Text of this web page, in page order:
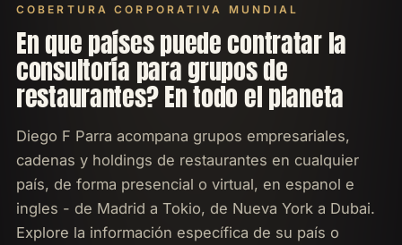
COBERTURA CORPORATIVA MUNDIAL
En que países puede contratar la
consultoría para grupos de
restaurantes? En todo el planeta
Diego F Parra acompana grupos empresariales,
cadenas y holdings de restaurantes en cualquier
país, de forma presencial o virtual, en espanol e
ingles - de Madrid a Tokio, de Nueva York a Dubai.
Explore la información específica de su país o